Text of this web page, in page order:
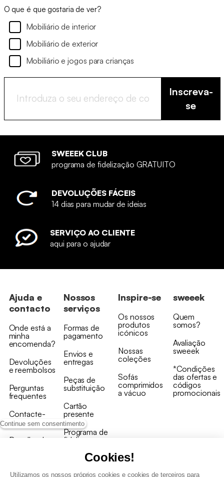
Continue sem consentimento
Cookies!
Utilizamos os nossos próprios cookies e cookies de terceiros para
O que é que gostaria de ver?
Mobiliário de interior
Mobiliário de exterior
Mobiliário e jogos para crianças
Inscreva-
se
SWEEEK CLUB
programa de fidelização GRATUITO
DEVOLUÇÕES FÁCEIS
14 dias para mudar de ideias
SERVIÇO AO CLIENTE
aqui para o ajudar
Ajuda e
contacto
Onde está a
minha
encomenda?
Devoluções
e reembolsos
Perguntas
frequentes
Contacte-
nos
Recolha de
Nossos
serviços
Formas de
pagamento
Envios e
entregas
Peças de
substituição
Cartão
presente
Programa de
fidelizaçao
Inspire-se
Os nossos
produtos
icónicos
Nossas
coleções
Sofás
comprimidos
a vácuo
sweeek
Quem
somos?
Avaliação
sweeek
*Condições
das ofertas e
códigos
promocionais